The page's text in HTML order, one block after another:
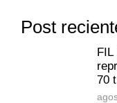
Post
FIL
70